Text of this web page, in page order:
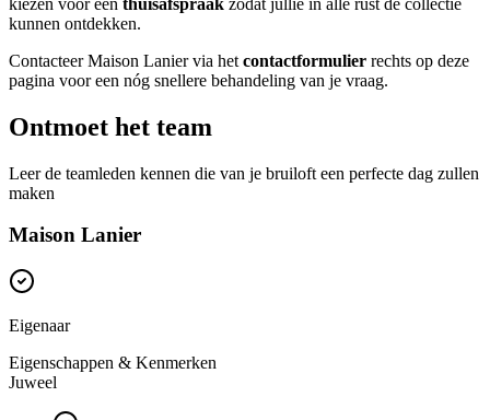
kunnen ontdekken.
Contacteer Maison Lanier via het contactformulier rechts op deze
pagina voor een nóg snellere behandeling van je vraag.
Ontmoet het team
Leer de teamleden kennen die van je bruiloft een perfecte dag zullen
maken
Maison Lanier
Eigenaar
Eigenschappen & Kenmerken
Juweel